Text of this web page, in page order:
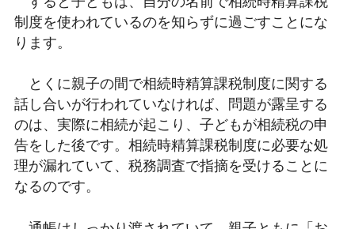
制度を使われているのを知らずに過ごすことにな
ります。
とくに親子の間で相続時精算課税制度に関する
話し合いが行われていなければ、問題が露呈する
のは、実際に相続が起こり、子どもが相続税の申
告をした後です。相続時精算課税制度に必要な処
理が漏れていて、税務調査で指摘を受けることに
なるのです。